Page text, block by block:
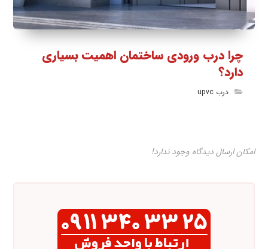
چرا درب ورودی ساختمان اهمیت بسیاری
دارد؟
درب upvc
امکان ارسال دیدگاه وجود ندارد!